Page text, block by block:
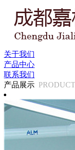
关于我们
产品中心
联系我们
产品展示